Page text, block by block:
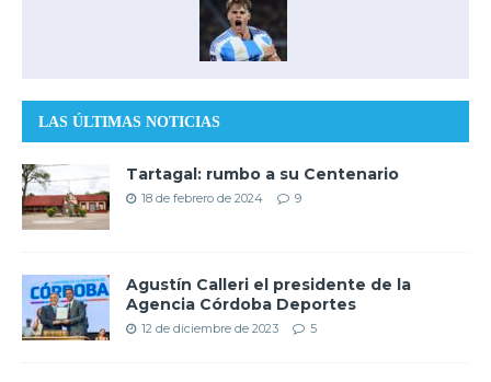
LAS ÚLTIMAS NOTICIAS
Tartagal: rumbo a su Centenario
18 de febrero de 2024 9
Agustín Calleri el presidente de la
Agencia Córdoba Deportes
12 de diciembre de 2023 5